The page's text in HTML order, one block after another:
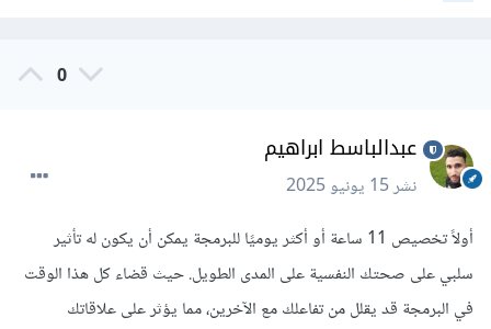
0
عبدالباسط ابراهيم
نشر15 يونيو 2025
أولاً تخصيص 11 ساعة أو أكثر يوميًا للبرمجة يمكن أن يكون له تأثير
سلبي على صحتك النفسية على المدى الطويل. حيث قضاء كل هذا الوقت
في البرمجة قد يقلل من تفاعلك مع الآخرين، مما يؤثر على علاقاتك